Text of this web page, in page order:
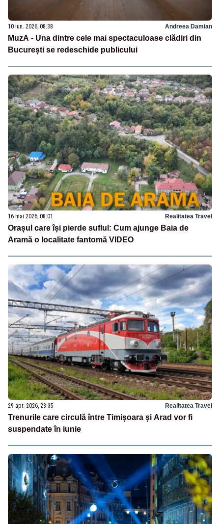
10 iun. 2026, 08:38 Andreea Damian
MuzA - Una dintre cele mai spectaculoase clădiri din
București se redeschide publicului
16 mai 2026, 08:01 Realitatea Travel
Orașul care își pierde suflul: Cum ajunge Baia de
Aramă o localitate fantomă VIDEO
29 apr. 2026, 23:35 Realitatea Travel
Trenurile care circulă între Timișoara și Arad vor fi
suspendate în iunie